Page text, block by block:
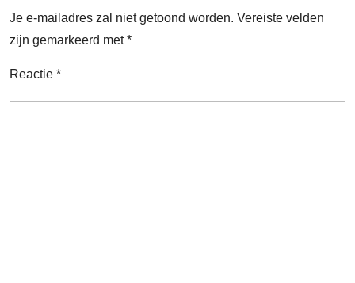
Je e-mailadres zal niet getoond worden. Vereiste velden
zijn gemarkeerd met*
Reactie *